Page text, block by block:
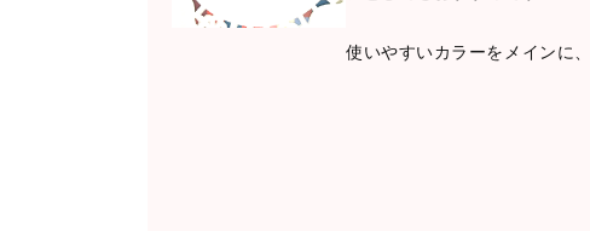
使いやすいカラーをメインに